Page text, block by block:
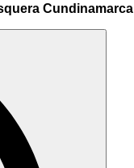
Cundinamarca